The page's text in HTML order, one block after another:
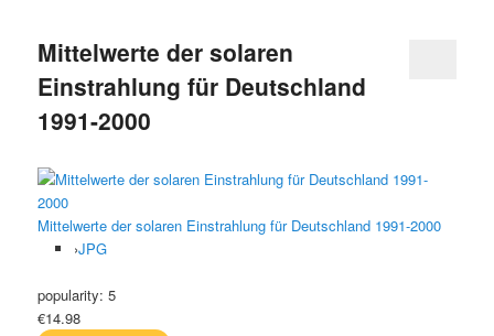
Mittelwerte der solaren
Einstrahlung für Deutschland
1991-2000
Mittelwerte der solaren Einstrahlung für Deutschland 1991-2000
›JPG
popularity:5
€14.98